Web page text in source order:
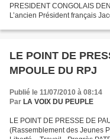
PRESIDENT CONGOLAIS
L’ancien Président français
LE POINT DE
MPOULE DU RPJ
Publié le 11/07/2010 à 08:14
Par LA VOIX DU PEUPLE
LE POINT DE PRESSE DE
(Rassemblement des Jeunes